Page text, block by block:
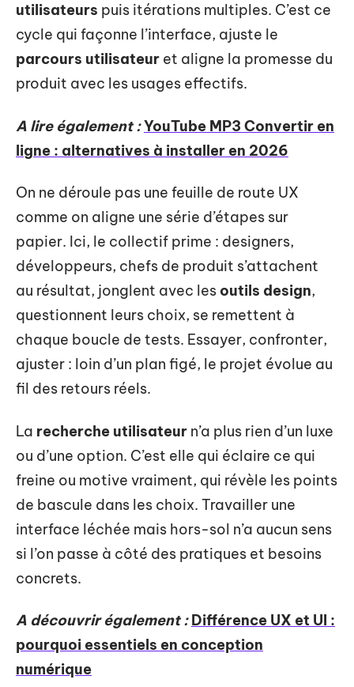
utilisateurs puis itérations multiples. C’est ce
cycle qui façonne l’interface, ajuste le
parcours utilisateur et aligne la promesse du
produit avec les usages effectifs.
A lire également :YouTube MP3 Convertir en
ligne : alternatives à installer en 2026
On ne déroule pas une feuille de route UX
comme on aligne une série d’étapes sur
papier. Ici, le collectif prime : designers,
développeurs, chefs de produit s’attachent
au résultat, jonglent avec les outils design,
questionnent leurs choix, se remettent à
chaque boucle de tests. Essayer, confronter,
ajuster : loin d’un plan figé, le projet évolue au
fil des retours réels.
La recherche utilisateur n’a plus rien d’un luxe
ou d’une option. C’est elle qui éclaire ce qui
freine ou motive vraiment, qui révèle les points
de bascule dans les choix. Travailler une
interface léchée mais hors-sol n’a aucun sens
si l’on passe à côté des pratiques et besoins
concrets.
A découvrir également : Différence UX et UI :
pourquoi essentiels en conception
numérique